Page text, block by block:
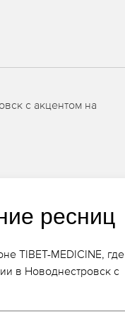
с акцентом на
ресниц
TIBET-MEDICINE, где
в Новоднестровск с